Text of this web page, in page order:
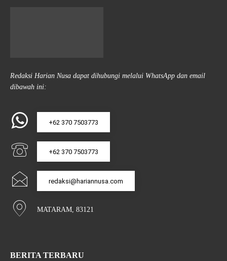
Redaksi Harian Nusa dapat dihubungi melalui WhatsApp dan email
dibawah ini:
+62 370 7503773
+62 370 7503773
redaksi@hariannusa.com
MATARAM, 83121
BERITA TERBARU